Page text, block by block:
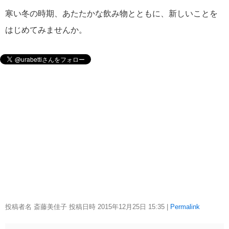
寒い冬の時期、あたたかな飲み物とともに、新しいことを
はじめてみませんか。
投稿者名 斎藤美佳子 投稿日時 2015年12月25日 15:35 Permalink